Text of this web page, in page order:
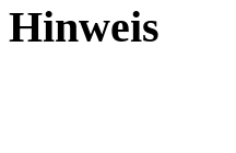
Hinweis